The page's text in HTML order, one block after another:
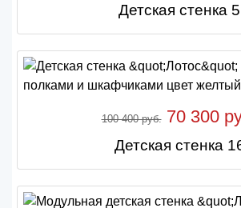
Детская стенка 5
100 400 руб.70 300
Детская стенка